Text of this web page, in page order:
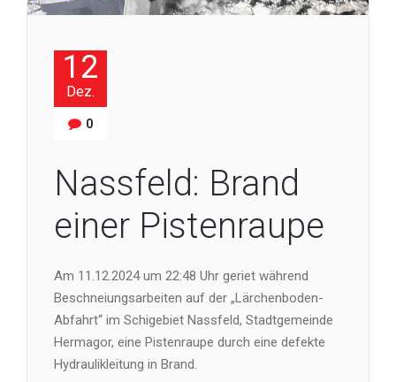
12
Dez.
0
Nassfeld: Brand
einer Pistenraupe
Am 11.12.2024 um 22:48 Uhr geriet während
Beschneiungsarbeiten auf der „Lärchenboden-
Abfahrt“ im Schigebiet Nassfeld, Stadtgemeinde
Hermagor, eine Pistenraupe durch eine defekte
Hydraulikleitung in Brand.